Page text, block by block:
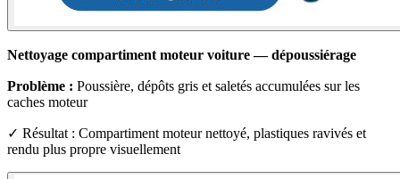
Nettoyage compartiment moteur voiture — dépoussiérage
Problème : Poussière, dépôts gris et saletés accumulées sur les
caches moteur
✓ Résultat : Compartiment moteur nettoyé, plastiques ravivés et
rendu plus propre visuellement